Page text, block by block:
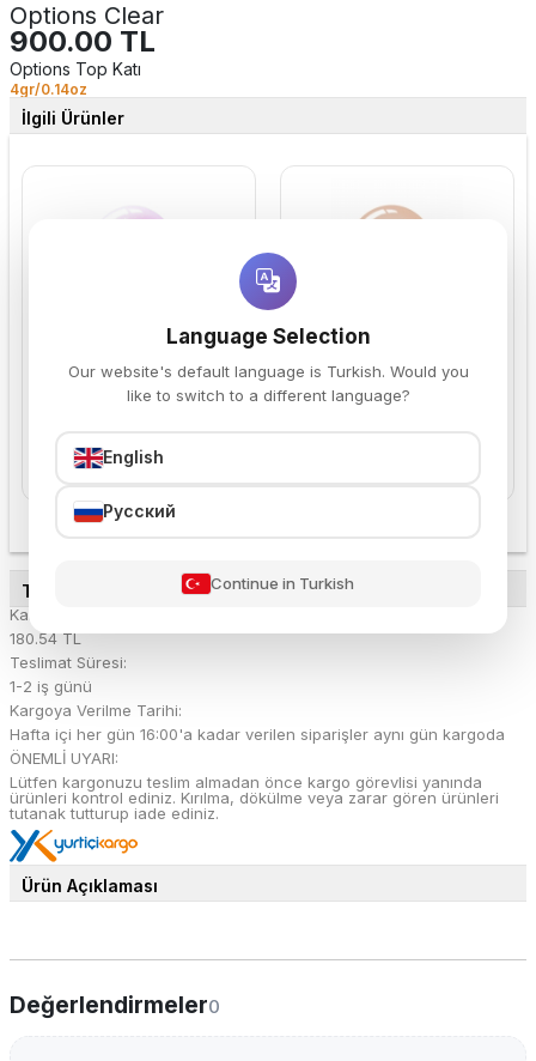
Options Clear
900.00 TL
Options Top Katı
4gr/0.14oz
İlgili Ürünler
GÜÇLENDİRME JELİ
Sepete Ekle
Build Honey
YENİ RENK
TESLİMAT DETAYLARI
Kargo Ücreti:
180.54 TL
Teslimat Süresi:
1-2 iş günü
Kargoya Verilme Tarihi:
Hafta içi her gün 16:00'a kadar verilen siparişler aynı gün kargoda
ÖNEMLİ UYARI:
Lütfen kargonuzu teslim almadan önce kargo görevlisi yanında
ürünleri kontrol ediniz. Kırılma, dökülme veya zarar gören ürünleri
tutanak tutturup iade ediniz.
Ürün Açıklaması
Değerlendirmeler0
Language Selection
Our website's default language is Turkish. Would you
like to switch to a different language?
English
Русский
Continue in Turkish